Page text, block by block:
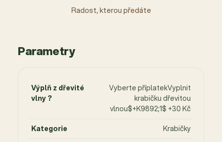
Radost, kterou předáte
Parametry
Výplň z dřevité
vlny ?
Vyberte příplatekVyplnit
krabičku dřevitou
vlnou$+K9892;1$ +30 Kč
Kategorie
Krabičky